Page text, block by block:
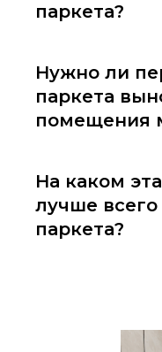
паркета?
Нужно ли
паркета
помещения
На каком
лучше
паркета?